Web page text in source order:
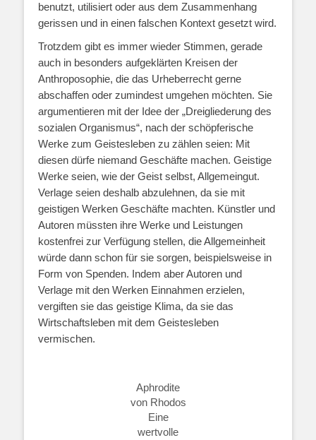
benutzt, utilisiert oder aus dem Zusammenhang
gerissen und in einen falschen Kontext gesetzt wird.
Trotzdem gibt es immer wieder Stimmen, gerade
auch in besonders aufgeklärten Kreisen der
Anthroposophie, die das Urheberrecht gerne
abschaffen oder zumindest umgehen möchten. Sie
argumentieren mit der Idee der „Dreigliederung des
sozialen Organismus“, nach der schöpferische
Werke zum Geistesleben zu zählen seien: Mit
diesen dürfe niemand Geschäfte machen. Geistige
Werke seien, wie der Geist selbst, Allgemeingut.
Verlage seien deshalb abzulehnen, da sie mit
geistigen Werken Geschäfte machten. Künstler und
Autoren müssten ihre Werke und Leistungen
kostenfrei zur Verfügung stellen, die Allgemeinheit
würde dann schon für sie sorgen, beispielsweise in
Form von Spenden. Indem aber Autoren und
Verlage mit den Werken Einnahmen erzielen,
vergiften sie das geistige Klima, da sie das
Wirtschaftsleben mit dem Geistesleben
vermischen.
Aphrodite
von Rhodos
Eine
wertvolle